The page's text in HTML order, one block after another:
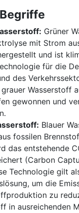
Grüner
mit Strom
und ist
für die
des
Wasserstoff
gewonnen und
Blauer
fossilen
das entstehende
(Carbon
Technologie gilt
um die
zu
in ausreichenden